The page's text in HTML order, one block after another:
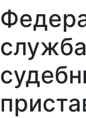
служба